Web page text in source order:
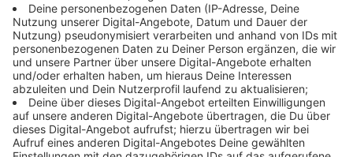
Anzeige
Kostspielige Werbespots beim Super Bowl
55
Anzeige